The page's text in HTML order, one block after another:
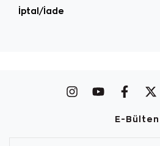
İptal/İade
E-Bülten